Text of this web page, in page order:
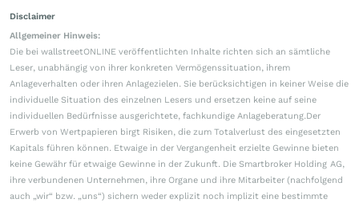
Disclaimer
Allgemeiner Hinweis:
Die bei wallstreetONLINE veröffentlichten Inhalte richten sich an sämtliche
Leser, unabhängig von ihrer konkreten Vermögenssituation, ihrem
Anlageverhalten oder ihren Anlagezielen. Sie berücksichtigen in keiner Weise die
individuelle Situation des einzelnen Lesers und ersetzen keine auf seine
individuellen Bedürfnisse ausgerichtete, fachkundige Anlageberatung.Der
Erwerb von Wertpapieren birgt Risiken, die zum Totalverlust des eingesetzten
Kapitals führen können. Etwaige in der Vergangenheit erzielte Gewinne bieten
keine Gewähr für etwaige Gewinne in der Zukunft. Die Smartbroker Holding AG,
ihre verbundenen Unternehmen, ihre Organe und ihre Mitarbeiter (nachfolgend
auch „wir“ bzw. „uns“) sichern weder explizit noch implizit eine bestimmte